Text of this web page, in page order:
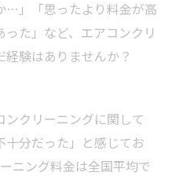
…」「思ったより料金が高
た」など、エアコンクリ
験はありませんか？
クリーニングに関して
十分だった」と感じてお
ニング料金は全国平均で